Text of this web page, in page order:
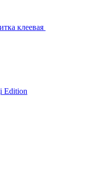
клеевая
Edition